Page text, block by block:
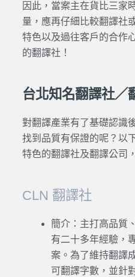
因此，當案主在貨比三家
量，應再仔細比較翻譯社
特色以及過往客戶的合作
的翻譯社！
台北知名翻譯社／
對翻譯產業有了基礎認識
找到品質有保證的呢？以
特色的翻譯社及翻譯公司
CLN 翻譯社
簡介：主打高品質
有二十多年經驗，
案。為了維持翻譯
可翻譯字數，並針